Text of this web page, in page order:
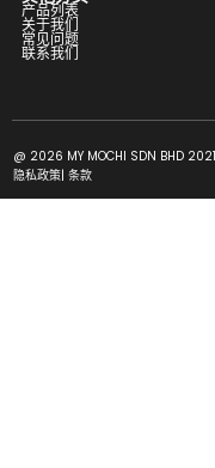
产品列表
关于我们
常见问题
联系我们
@ 2026 MY MOCHI SDN BHD
隐私政策| 条款